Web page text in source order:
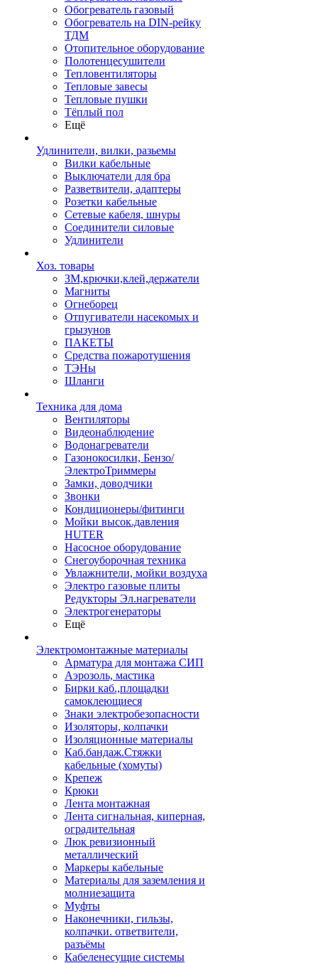
Обогреватель газовый
Обогреватель на DIN-рейку
ТДМ
Отопительное оборудование
Полотенцесушители
Тепловентиляторы
Тепловые завесы
Тепловые пушки
Тёплый пол
Ещё
Удлинители, вилки, разьемы
Вилки кабельные
Выключатели для бра
Разветвители, адаптеры
Розетки кабельные
Сетевые кабеля, шнуры
Соединители силовые
Удлинители
Хоз. товары
ЗМ,крючки,клей,держатели
Магниты
Огнеборец
Отпугиватели насекомых и
грызунов
ПАКЕТЫ
Средства пожаротушения
ТЭНы
Шланги
Техника для дома
Вентиляторы
Видеонаблюдение
Водонагреватели
Газонокосилки, Бензо/
ЭлектроТриммеры
Замки, доводчики
Звонки
Кондиционеры/фитинги
Мойки высок.давления
HUTER
Насосное оборудование
Снегоуборочная техника
Увлажнители, мойки воздуха
Электро газовые плиты
Редукторы Эл.нагреватели
Электрогенераторы
Ещё
Электромонтажные материалы
Арматура для монтажа СИП
Аэрозоль, мастика
Бирки каб.,площадки
самоклеющиеся
Знаки электробезопасности
Изоляторы, колпачки
Изоляционные материалы
Каб.бандаж.Стяжки
кабельные (хомуты)
Крепеж
Крюки
Лента монтажная
Лента сигнальная, киперная,
оградительная
Люк ревизионный
металлический
Маркеры кабельные
Материалы для заземления и
молниезащита
Муфты
Наконечники, гильзы,
колпачки. ответвители,
разъёмы
Кабеленесущие системы